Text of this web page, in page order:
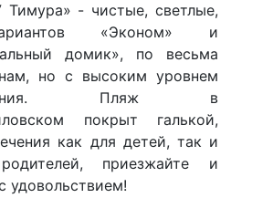
Тимура» - чистые, светлые,
«Эконом» и
домик», по весьма
но с высоким уровнем
Пляж в
покрыт галькой,
как для детей, так и
приезжайте и
удовольствием!